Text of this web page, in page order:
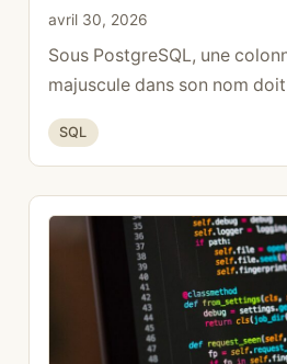
avril 30, 2026
Sous PostgreSQL, une
majuscule dans son nom
doubles guillemets pour être
Voici la syntaxe et la bonne
Catégories
SQL